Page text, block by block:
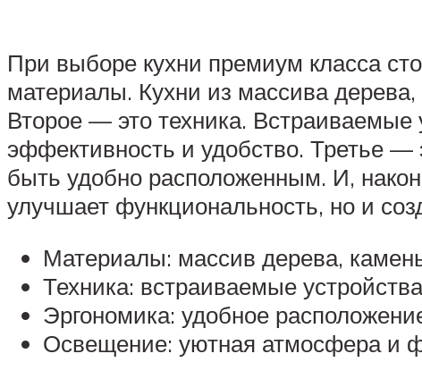
При выборе кухни премиум класса
материалы. Кухни из массива
Второе — это техника.
эффективность и удобство. Третье
быть удобно расположенным. И,
улучшает функциональность, но и
Материалы: массив дерева,
Техника: встраиваемые
Эргономика: удобное
Освещение: уютная атмосфера и